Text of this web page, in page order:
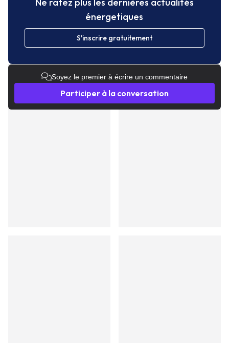
énergetiques
S'inscrire gratuitement
Soyez le premier à écrire un commentaire
Participer à la conversation